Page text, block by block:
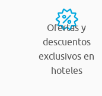
Ofertas y
descuentos
exclusivos en
hoteles